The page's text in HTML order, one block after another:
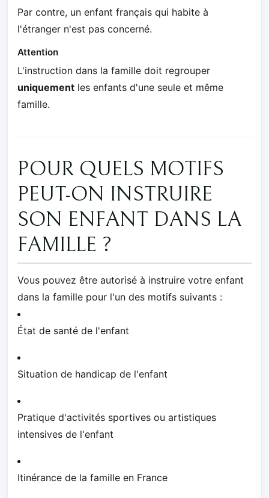
Par contre, un enfant français qui habite à
l'étranger n'est pas concerné.
Attention
L'instruction dans la famille doit regrouper
uniquement les enfants d'une seule et même
famille.
POUR QUELS MOTIFS
PEUT-ON INSTRUIRE
SON ENFANT DANS LA
FAMILLE ?
Vous pouvez être autorisé à instruire votre enfant
dans la famille pour l'un des motifs suivants :
État de santé de l'enfant
Situation de handicap de l'enfant
Pratique d'activités sportives ou artistiques
intensives de l'enfant
Itinérance de la famille en France